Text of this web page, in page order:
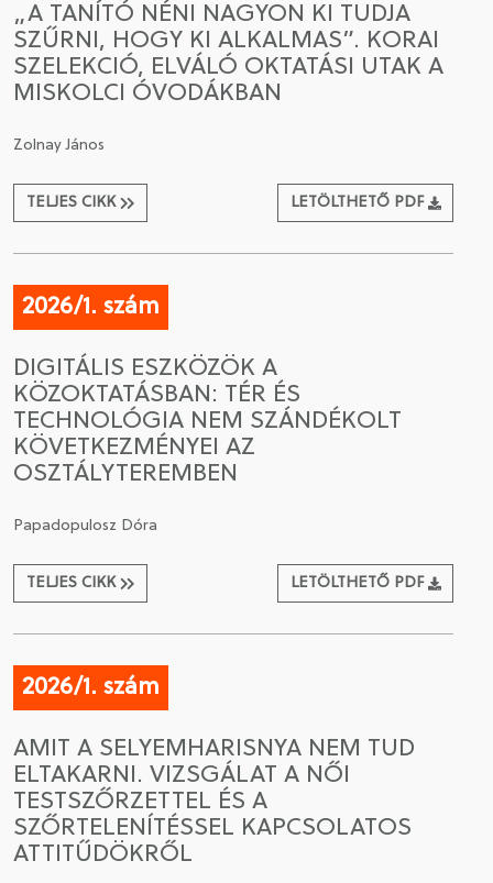
CSATLAKOZÁS A TÁRSASÁGHOZ / MEGÚJÍTOM A
TAGSÁGOMAT
„A TANÍTÓ NÉNI NAGYON KI TUDJA
SZŰRNI, HOGY KI ALKALMAS”. KORAI
SZELEKCIÓ, ELVÁLÓ OKTATÁSI UTAK A
MISKOLCI ÓVODÁKBAN
Zolnay János
TELJES CIKK LETÖLTHETŐ PDF
2026/1. szám
DIGITÁLIS ESZKÖZÖK A
KÖZOKTATÁSBAN: TÉR ÉS
TECHNOLÓGIA NEM SZÁNDÉKOLT
KÖVETKEZMÉNYEI AZ
OSZTÁLYTEREMBEN
Papadopulosz Dóra
TELJES CIKK LETÖLTHETŐ PDF
2026/1. szám
AMIT A SELYEMHARISNYA NEM TUD
ELTAKARNI. VIZSGÁLAT A NŐI
TESTSZŐRZETTEL ÉS A
SZŐRTELENÍTÉSSEL KAPCSOLATOS
ATTITŰDÖKRŐL